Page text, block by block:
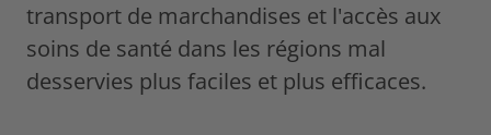
transport de marchandises et l'accès aux
soins de santé dans les régions mal
desservies plus faciles et plus efficaces.